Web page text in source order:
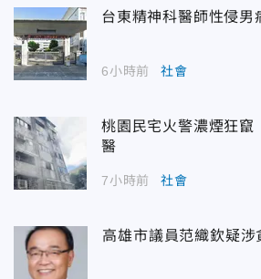
台東精神科醫師性侵
6小時前 社會
桃園民宅火警濃煙狂
醫
7小時前 社會
高雄市議員范織欽疑涉